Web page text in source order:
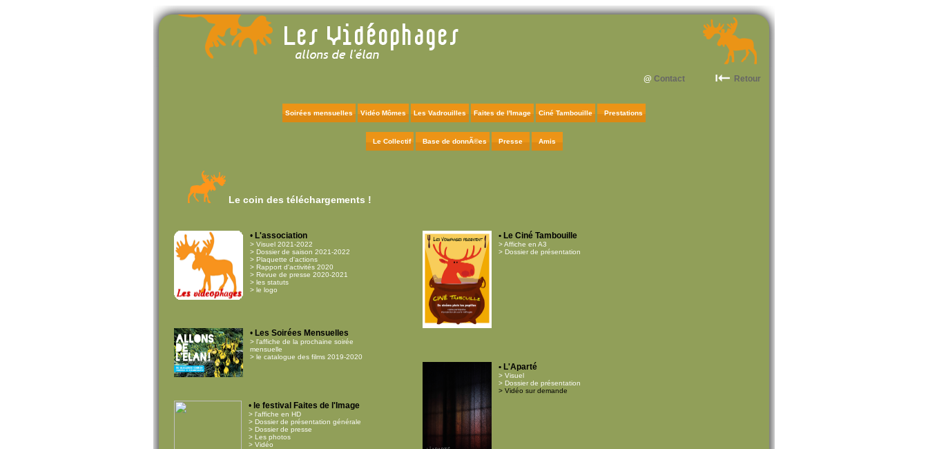
Retour
@ Contact
Soirées mensuelles Vidéo Mômes Les Vadrouilles Faites de l'Image Ciné Tambouille Prestations
Le Collectif Base de donnÃ©es Presse Amis
Le coin des téléchargements !
• L'association
> Visuel 2021-2022
> Dossier de saison 2021-2022
> Plaquette d'actions
> Rapport d'activités 2020
> Revue de presse 2020-2021
> les statuts
> le logo
• Les Soirées Mensuelles
> l'affiche de la prochaine soirée
mensuelle
> le catalogue des films 2019-2020
• le festival Faites de l'Image
> l'affiche en HD
> Dossier de présentation générale
> Dossier de presse
> Les photos
> Vidéo
• Le Ciné Tambouille
> Affiche en A3
> Dossier de présentation
• L'Aparté
> Visuel
> Dossier de présentation
> Vidéo sur demande